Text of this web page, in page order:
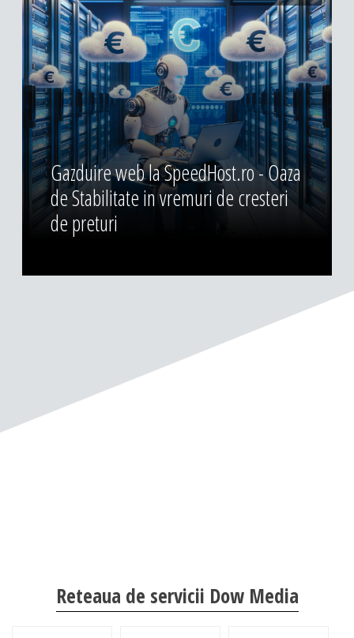
Gazduire web la SpeedHost.ro - Oaza
de Stabilitate in vremuri de cresteri
de preturi
Reteaua de servicii Dow Media